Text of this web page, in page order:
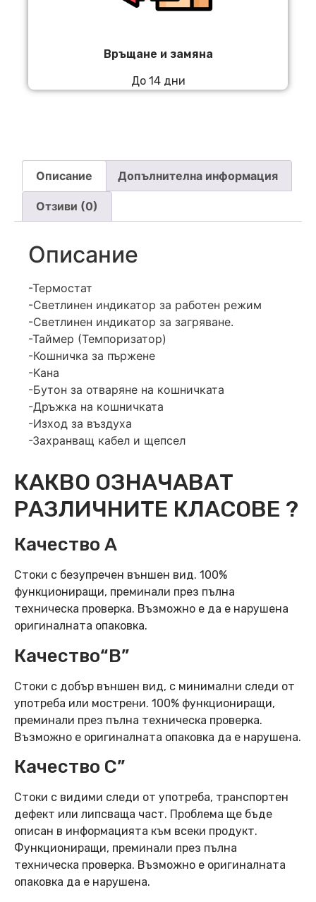
Връщане и замяна
До 14 дни
Описание Допълнителна информация
Отзиви (0)
Описание
-Термостат
-Светлинен индикатор за работен режим
-Светлинен индикатор за загряване.
-Таймер (Темпоризатор)
-Кошничка за пържене
-Kана
-Бутон за отваряне на кошничката
-Дръжка на кошничката
-Изход за въздуха
-Захранващ кабел и щепсел
КАКВО ОЗНАЧАВАТ
РАЗЛИЧНИТЕ КЛАСОВЕ ?
Качество А
Стоки с безупречен външен вид. 100%
функциониращи, преминали през пълна
техническа проверка. Възможно е да е нарушена
оригиналната опаковка.
Качество“B”
Стоки с добър външен вид, с минимални следи от
употреба или мострени. 100% функциониращи,
преминали през пълна техническа проверка.
Възможно е оригиналната опаковка да е нарушена.
Качество C”
Стоки с видими следи от употреба, транспортен
дефект или липсваща част. Проблема ще бъде
описан в информацията към всеки продукт.
Функциониращи, преминали през пълна
техническа проверка. Възможно е оригиналната
опаковка да е нарушена.